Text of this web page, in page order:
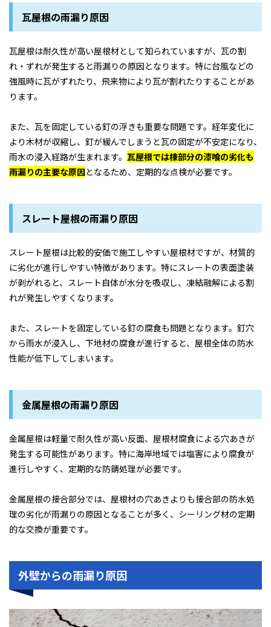
瓦屋根の雨漏り原因
瓦屋根は耐久性が高い屋根材として知られていますが、瓦の割
れ・ずれが発生すると雨漏りの原因となります。特に台風などの
強風時に瓦がずれたり、飛来物により瓦が割れたりすることがあ
ります。
また、瓦を固定している釘の浮きも重要な問題です。経年変化に
より木材が収縮し、釘が緩んでしまうと瓦の固定が不安定になり、
雨水の浸入経路が生まれます。 瓦屋根では棟部分の漆喰の劣化も
雨漏りの主要な原因となるため、定期的な点検が必要です。
スレート屋根の雨漏り原因
スレート屋根は比較的安価で施工しやすい屋根材ですが、材質的
に劣化が進行しやすい特徴があります。特にスレートの表面塗装
が剥がれると、スレート自体が水分を吸収し、凍結融解による割
れが発生しやすくなります。
また、スレートを固定している釘の腐食も問題となります。釘穴
から雨水が浸入し、下地材の腐食が進行すると、屋根全体の防水
性能が低下してしまいます。
金属屋根の雨漏り原因
金属屋根は軽量で耐久性が高い反面、屋根材腐食による穴あきが
発生する可能性があります。特に海岸地域では塩害により腐食が
進行しやすく、定期的な防錆処理が必要です。
金属屋根の接合部分では、屋根材の穴あきよりも接合部の防水処
理の劣化が雨漏りの原因となることが多く、シーリング材の定期
的な交換が重要です。
外壁からの雨漏り原因